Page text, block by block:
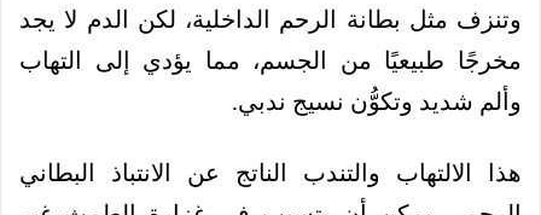
وتنزف مثل بطانة الرحم الداخلية، لكن الدم لا يجد
مخرجًا طبيعيًا من الجسم، مما يؤدي إلى التهاب
وألم شديد وتكوُّن نسيج ندبي.
هذا الالتهاب والتندب الناتج عن الانتباذ البطاني